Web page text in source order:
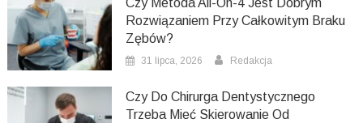
Rozwiązaniem Przy Całkowitym Braku
Zębów?
31 lipca, 2026 Redakcja
Czy Do Chirurga Dentystycznego
Trzeba Mieć Skierowanie Od